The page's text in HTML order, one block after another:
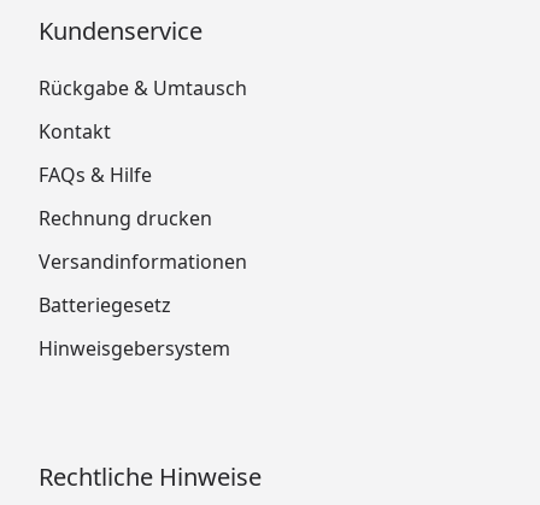
Kundenservice
Rückgabe & Umtausch
Kontakt
FAQs & Hilfe
Rechnung drucken
Versandinformationen
Batteriegesetz
Hinweisgebersystem
Rechtliche Hinweise